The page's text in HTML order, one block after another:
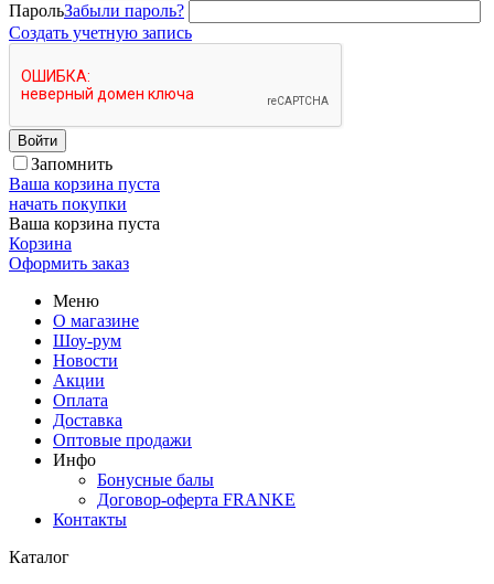
ПарольЗабыли пароль?
Создать учетную запись
Войти
Запомнить
Ваша корзина пуста
начать покупки
Ваша корзина пуста
Корзина
Оформить заказ
Меню
О магазине
Шоу-рум
Новости
Акции
Оплата
Доставка
Оптовые продажи
Инфо
Бонусные балы
Договор-оферта FRANKE
Контакты
Каталог